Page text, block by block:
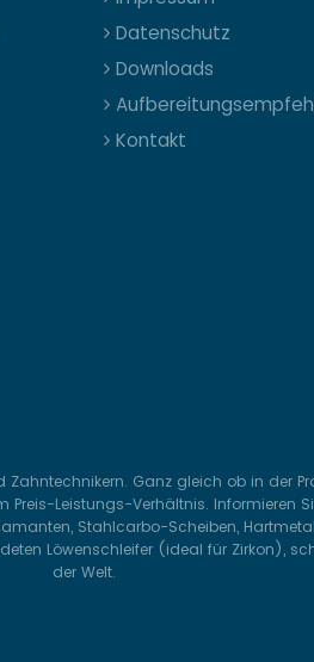
Datenschutz
Downloads
Kontakt
Ganz gleich ob in der
Leistungs-Verhältnis. Informieren
Stahlcarbo-Scheiben,
Löwenschleifer (ideal für Zirkon),
der Welt.